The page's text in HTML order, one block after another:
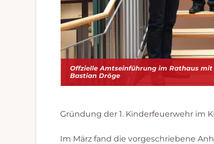
Offzielle Amtseinführung im Rathaus
Bastian Dröge
Gründung der 1. Kinderfeuerwehr im
Im März fand die vorgeschriebene